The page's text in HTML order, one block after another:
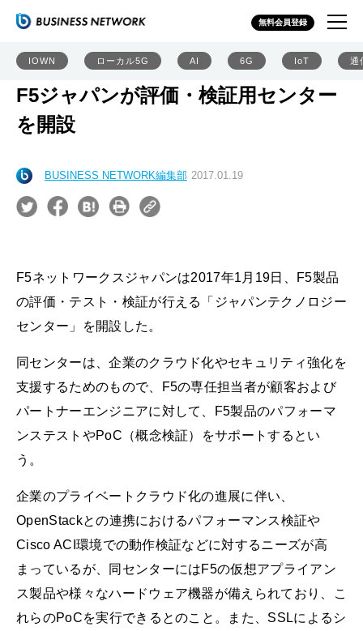
無料会員登録
IOWN ローカル5G AI 6G IoT 通
F5ジャパンが評価・検証用センター
を開設
BUSINESS NETWORK編集部 2017.01.19
F5ネットワークスジャパンは2017年1月19日、F5製品
の評価・テスト・検証が行える「ジャパンテクノロジー
センター」を開設した。
同センターは、企業のクラウド化やセキュリティ強化を
支援するためのもので、F5の専任担当者が顧客および
パートナーエンジニアに対して、F5製品のパフォーマ
ンステストやPoC（概念検証）をサポートするとい
う。
企業のプライベートクラウド化の進展に伴い、
OpenStackとの連携におけるパフォーマンス検証や
Cisco ACI環境での動作検証などに対するニーズが高
まっているが、同センターにはF5の仮想アプライアン
ス製品や様々なハードウェア機器が備えられており、こ
れらのPoCを実行できるとのこと。また、SSLによるシ